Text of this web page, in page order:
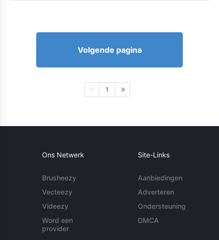
Volgende pagina
1
Ons Netwerk
Brusheezy
Vecteezy
Videezy
Word een
provider
Site-Links
Aanbiedingen
Adverteren
Ondersteuning
DMCA